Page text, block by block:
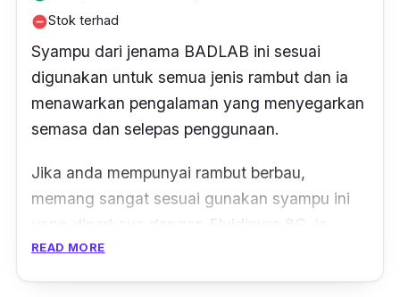
remove_circleStok terhad
Syampu dari jenama BADLAB ini sesuai
digunakan untuk semua jenis rambut dan ia
menawarkan pengalaman yang menyegarkan
semasa dan selepas penggunaan.
Jika anda mempunyai rambut berbau,
memang sangat sesuai gunakan syampu ini
yang diperkaya dengan Fluidipure 8G, ia
membersih dengan letusan mentol.
READ MORE